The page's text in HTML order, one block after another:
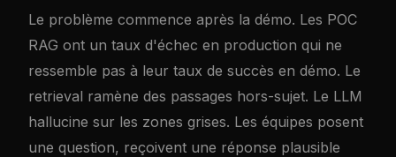
Le problème commence après la démo. Les POC
RAG ont un taux d'échec en production qui ne
ressemble pas à leur taux de succès en démo. Le
retrieval ramène des passages hors-sujet. Le LLM
hallucine sur les zones grises. Les équipes posent
une question, reçoivent une réponse plausible